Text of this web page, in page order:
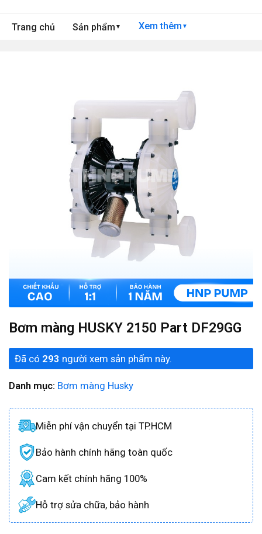
Trang chủ Sản phẩm ▼ Xem thêm ▼
Bơm màng HUSKY 2150 Part DF29GG
Đã có 293 người xem sản phẩm này.
Danh mục: Bơm màng Husky
Miễn phí vận chuyển tại TP.HCM
Bảo hành chính hãng toàn quốc
Cam kết chính hãng 100%
Hỗ trợ sửa chữa, bảo hành